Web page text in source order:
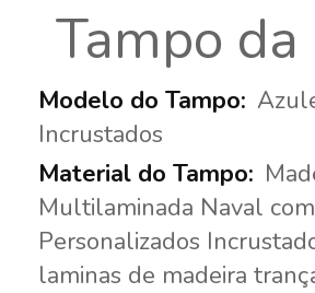
Tampo da
Incrustados
Multilaminada Naval
Personalizados
laminas de madeira